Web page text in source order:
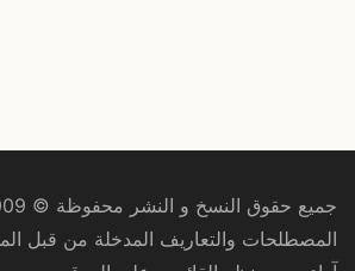
جميع حقوق النسخ و النشر محفوظة © 2009–2026
المصطلحات والتعاريف المدخلة من قبل